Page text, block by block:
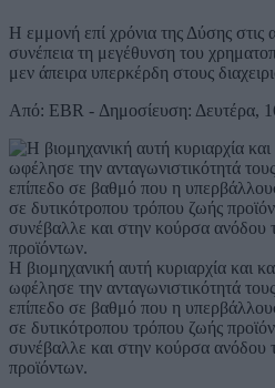
Η εμμονή επί χρόνια της Δύσης στις
συνέπεια τη μεγέθυνση του
μεν άπειρα υπερκέρδη στους
Από: EBR - Δημοσίευση: Δευτέρα,
Η βιομηχανική αυτή κυριαρχία και
ωφέλησε την ανταγωνιστικότητά
επίπεδο σε βαθμό που η
σε δυτικότροπου τρόπου ζωής
συνέβαλλε και στην κούρσα ανόδου
προϊόντων.